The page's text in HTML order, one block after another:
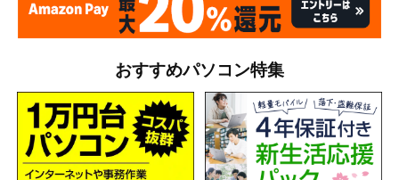
おすすめパソコン特集